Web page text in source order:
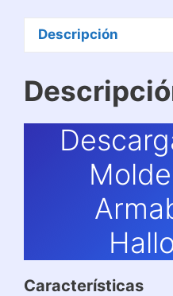
Descripción
Características